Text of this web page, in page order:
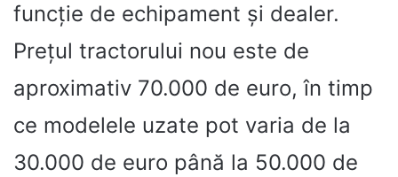
funcție de echipament și dealer.
Prețul tractorului nou este de
aproximativ 70.000 de euro, în timp
ce modelele uzate pot varia de la
30.000 de euro până la 50.000 de